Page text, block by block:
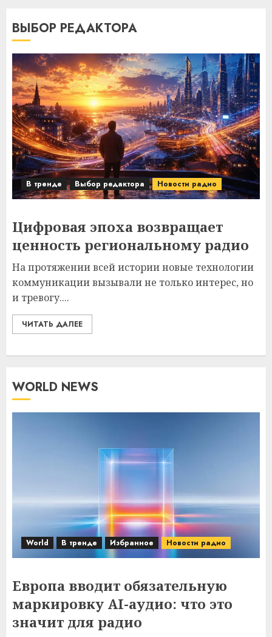
ВЫБОР РЕДАКТОРА
В тренде Выбор редактора Новости радио
Цифровая эпоха возвращает
ценность региональному радио
На протяжении всей истории новые технологии
коммуникации вызывали не только интерес, но
и тревогу....
ЧИТАТЬ ДАЛЕЕ
WORLD NEWS
World В тренде Избранное Новости радио
Европа вводит обязательную
маркировку AI-аудио: что это
значит для радио